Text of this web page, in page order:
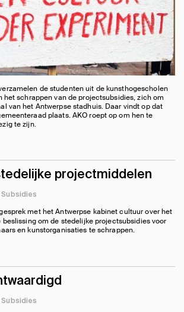
de studenten uit de kunsthogescholen
het schrappen van de projectsubsidies, zich om
van het Antwerpse stadhuis. Daar vindt op dat
plaats. AKO roept op om hen te
te zijn.
projectmiddelen
Subsidies
met het Antwerpse kabinet cultuur over het
om de stedelijke projectsubsidies voor
en kunstorganisaties te schrappen.
Subsidies